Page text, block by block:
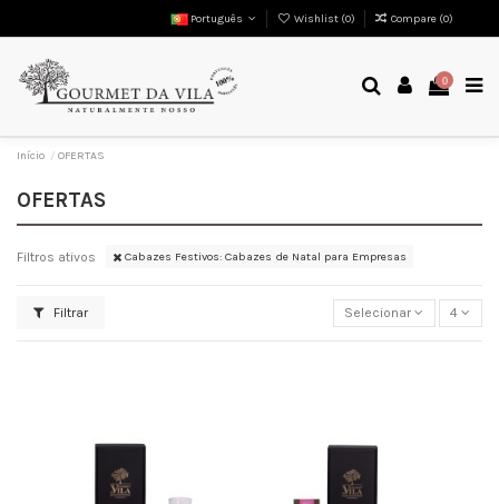
Português Wishlist (0) Compare (0)
0
Início OFERTAS
OFERTAS
Filtros ativos Cabazes Festivos: Cabazes de Natal para Empresas
Filtrar Selecionar 4